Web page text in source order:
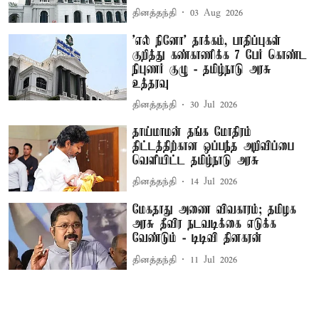
தினத்தந்தி 03 Aug 2026
’எல் நினோ’ தாக்கம், பாதிப்புகள்
குறித்து கண்காணிக்க 7 பேர் கொண்ட
நிபுணர் குழு - தமிழ்நாடு அரசு
உத்தரவு
தினத்தந்தி 30 Jul 2026
தாய்மாமன் தங்க மோதிரம்
திட்டத்திற்கான ஒப்பந்த அறிவிப்பை
வெளியிட்ட தமிழ்நாடு அரசு
தினத்தந்தி 14 Jul 2026
மேகதாது அணை விவகாரம்; தமிழக
அரசு தீவிர நடவடிக்கை எடுக்க
வேண்டும் - டிடிவி தினகரன்
தினத்தந்தி 11 Jul 2026